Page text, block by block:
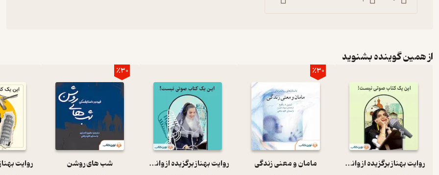
از همین گوینده بشنوید
روایت بهناز برگزیده از وانیل و شکلات
٪30
مامان و معنی زندگی روایت بهناز برگزیده از وانیل و شکلات
٪30
شب های روشن